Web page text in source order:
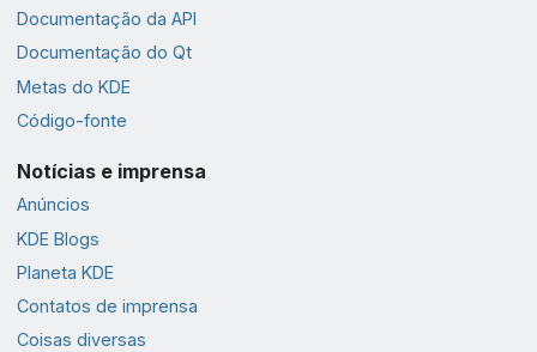
Documentação da API
Documentação do Qt
Metas do KDE
Código-fonte
Notícias e imprensa
Anúncios
KDE Blogs
Planeta KDE
Contatos de imprensa
Coisas diversas